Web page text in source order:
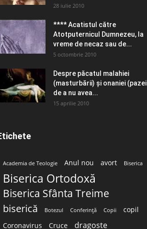
28 iulie 2010
**** Acatistul către
Atotputernicul Dumnezeu, la
vreme de necaz sau de...
5 octombrie 2010
Despre păcatul malahiei
(masturbării) şi onaniei (pazei
de a nu avea...
15 aprilie 2010
Academia de Teologie Anul nou avort Biserica
Biserica Ortodoxă
Biserica Sfânta Treime
biserică Botezul Conferință Copii
copil
Coronavirus
Cruce dragoste